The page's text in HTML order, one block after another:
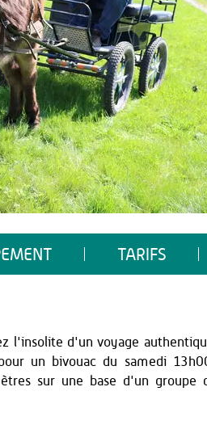
TARIFS
l'insolite d'un voyage
un bivouac du samedi
sur une base d'un groupe